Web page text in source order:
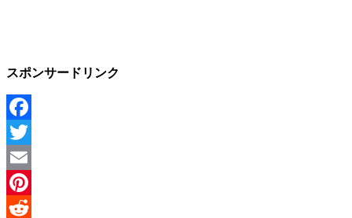
スポンサードリンク
Facebook
Twitter
Email
Pinterest